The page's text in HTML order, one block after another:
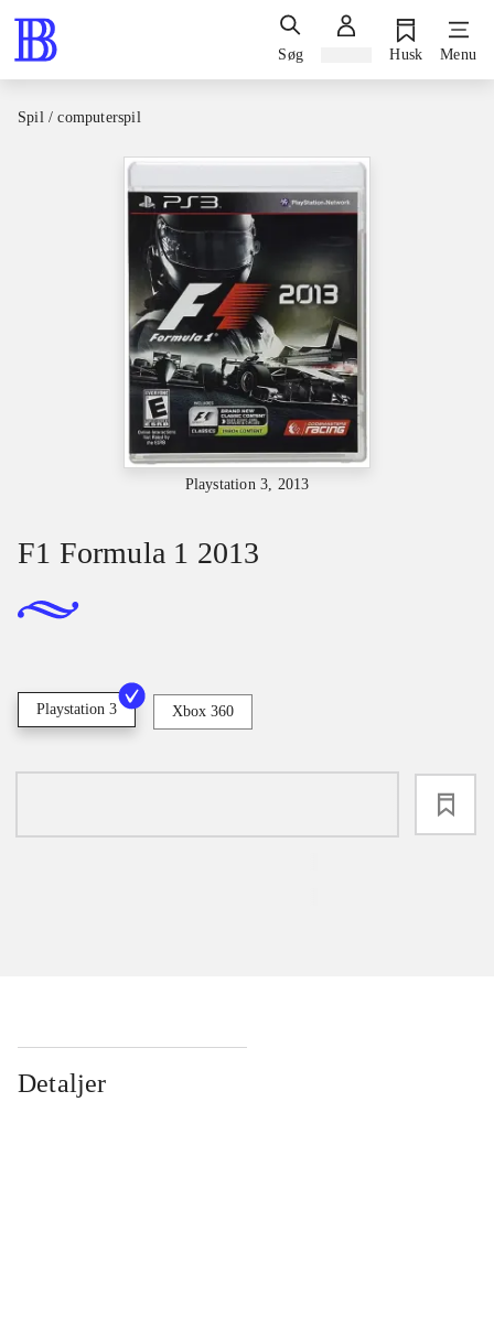
Søg Husk Menu
Spil / computerspil
Playstation 3, 2013
F1 Formula 1 2013
Playstation 3 Xbox 360
Detaljer